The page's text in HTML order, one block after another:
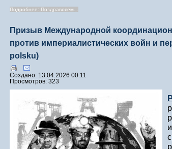
Подробнее: Поздравляем...
Призыв Международной
против империалистических войн и
polsku)
Создано: 13.04.2026 00:11
Просмотров: 323